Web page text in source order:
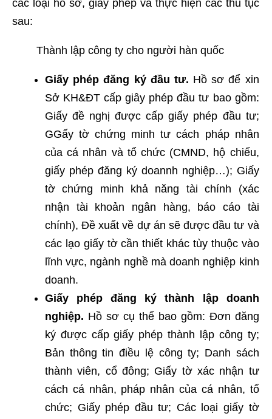
các loại hồ sơ, giấy phép và thực hiện các thủ tục
sau:
Thành lập công ty cho người hàn quốc
Giấy phép đăng ký đầu tư. Hồ sơ để xin
Sở KH&ĐT cấp giây phép đầu tư bao gồm:
Giấy đề nghị được cấp giấy phép đầu tư;
GGấy tờ chứng minh tư cách pháp nhân
của cá nhân và tổ chức (CMND, hộ chiếu,
giấy phép đăng ký doannh nghiệp…); Giấy
tờ chứng minh khả năng tài chính (xác
nhận tài khoản ngân hàng, báo cáo tài
chính), Đề xuất về dự án sẽ được đầu tư và
các lạo giấy tờ cần thiết khác tùy thuộc vào
lĩnh vực, ngành nghề mà doanh nghiệp kinh
doanh.
Giấy phép đăng ký thành lập doanh
nghiệp. Hồ sơ cụ thể bao gồm: Đơn đăng
ký được cấp giấy phép thành lập công ty;
Bản thông tin điều lệ công ty; Danh sách
thành viên, cổ đông; Giấy tờ xác nhận tư
cách cá nhân, pháp nhân của cá nhân, tổ
chức; Giấy phép đầu tư; Các loại giấy tờ